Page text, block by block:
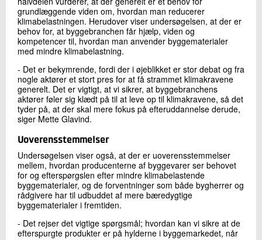
grundlæggende viden om, hvordan man reducerer
klimabelastningen. Herudover viser undersøgelsen, at der er
behov for, at byggebranchen får hjælp, viden og
kompetencer til, hvordan man anvender byggematerialer
med mindre klimabelastning.
- Det er bekymrende, fordi der i øjeblikket er stor debat og fra
nogle aktører et stort pres for at få strammet klimakravene
generelt. Det er vigtigt, at vi sikrer, at byggebranchens
aktører føler sig klædt på til at leve op til klimakravene, så det
tyder på, at der skal mere fokus på efteruddannelse derude,
siger Mette Glavind.
Uoverensstemmelser
Undersøgelsen viser også, at der er uoverensstemmelser
mellem, hvordan producenterne af byggevarer ser behovet
for og efterspørgslen efter mindre klimabelastende
byggematerialer, og de forventninger som både bygherrer og
rådgivere har til udbuddet af mere bæredygtige
byggematerialer i fremtiden.
- Det rejser det vigtige spørgsmål; hvordan kan vi sikre at de
efterspurgte produkter er på hylderne i byggemarkedet, når